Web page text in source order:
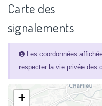
Carte des
signalements
Les coordonnées
respecter la vie privée des
+